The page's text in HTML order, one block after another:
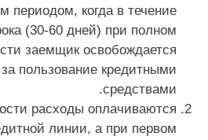
периодом, когда в течение
(30-60 дней) при полном
заемщик освобождается
пользование кредитными
средствами.
расходы оплачиваются
линии, а при первом